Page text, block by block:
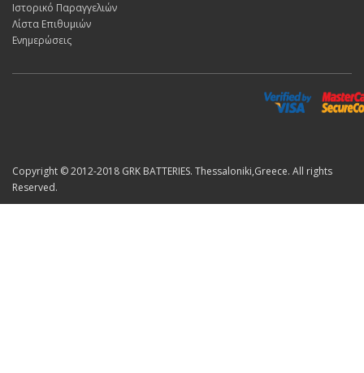
Ιστορικό Παραγγελιών
Λίστα Επιθυμιών
Ενημερώσεις
Copyright © 2012-2018 GRK BATTERIES. Thessaloniki,Greece. All rights
Reserved.